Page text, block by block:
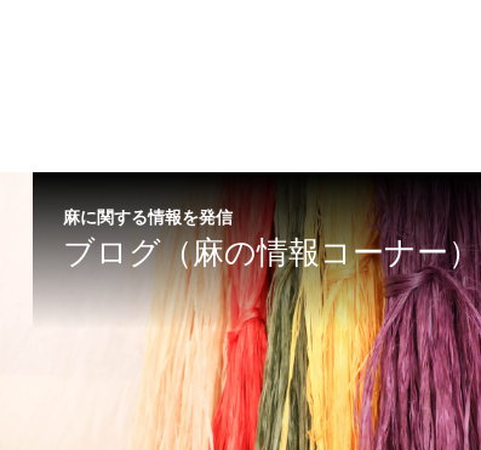
麻に関する情報を発信
ブログ（麻の情報コーナー）